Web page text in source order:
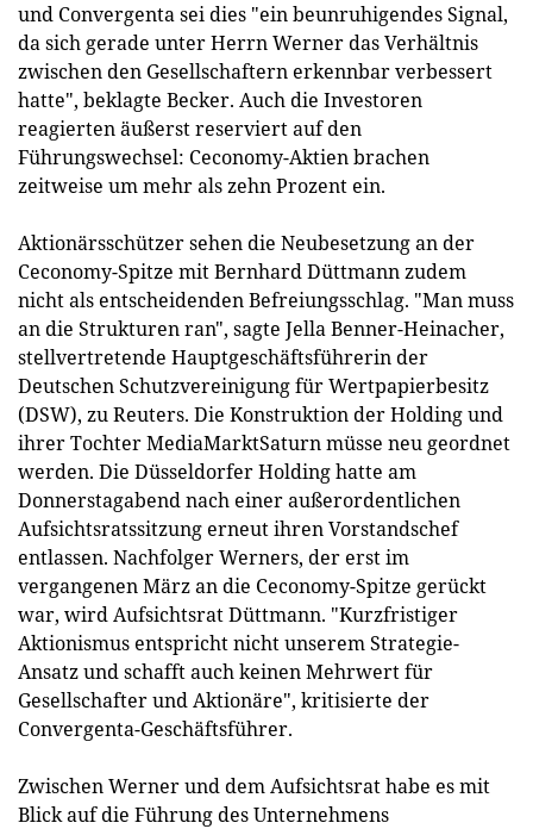
und Convergenta sei dies "ein beunruhigendes Signal,
da sich gerade unter Herrn Werner das Verhältnis
zwischen den Gesellschaftern erkennbar verbessert
hatte", beklagte Becker. Auch die Investoren
reagierten äußerst reserviert auf den
Führungswechsel: Ceconomy-Aktien brachen
zeitweise um mehr als zehn Prozent ein.
Aktionärsschützer sehen die Neubesetzung an der
Ceconomy-Spitze mit Bernhard Düttmann zudem
nicht als entscheidenden Befreiungsschlag. "Man muss
an die Strukturen ran", sagte Jella Benner-Heinacher,
stellvertretende Hauptgeschäftsführerin der
Deutschen Schutzvereinigung für Wertpapierbesitz
(DSW), zu Reuters. Die Konstruktion der Holding und
ihrer Tochter MediaMarktSaturn müsse neu geordnet
werden. Die Düsseldorfer Holding hatte am
Donnerstagabend nach einer außerordentlichen
Aufsichtsratssitzung erneut ihren Vorstandschef
entlassen. Nachfolger Werners, der erst im
vergangenen März an die Ceconomy-Spitze gerückt
war, wird Aufsichtsrat Düttmann. "Kurzfristiger
Aktionismus entspricht nicht unserem Strategie-
Ansatz und schafft auch keinen Mehrwert für
Gesellschafter und Aktionäre", kritisierte der
Convergenta-Geschäftsführer.
Zwischen Werner und dem Aufsichtsrat habe es mit
Blick auf die Führung des Unternehmens